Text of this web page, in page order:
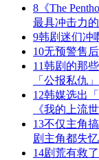
8 《The
最具冲击力的
9韩剧迷们冲
10无预警售
11韩剧的那
「公报私仇
12韩媒选出
《我的上流
13不仅主角
剧主角都失
14剧荒有救